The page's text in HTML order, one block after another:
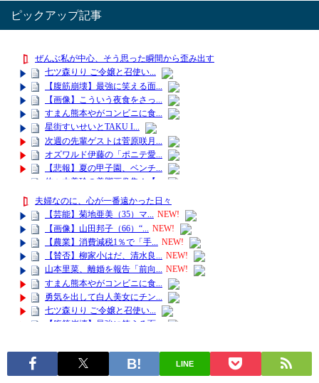
ピックアップ記事
LINE